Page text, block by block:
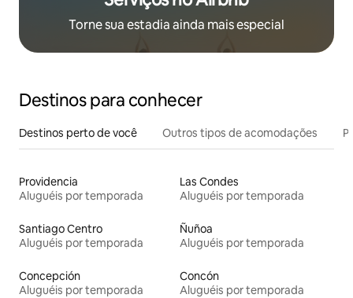
Torne sua estadia ainda mais especial
Destinos para conhecer
Destinos perto de você Outros tipos de acomodações
Providencia
Aluguéis por temporada
Las Condes
Aluguéis por temporada
Santiago Centro
Aluguéis por temporada
Ñuñoa
Aluguéis por temporada
Concepción
Aluguéis por temporada
Concón
Aluguéis por temporada